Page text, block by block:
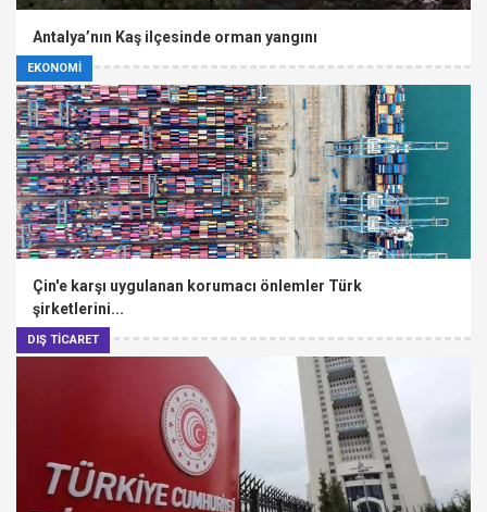
EKONOMİ
Antalya’nın Kaş ilçesinde orman yangını
DIŞ TİCARET
Çin'e karşı uygulanan korumacı önlemler Türk
şirketlerini...